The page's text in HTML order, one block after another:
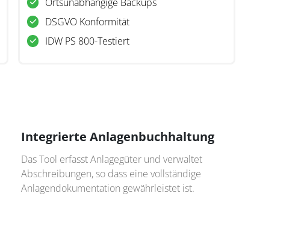
Ortsunabhängige Backups
DSGVO Konformität
IDW PS 800-Testiert
Integrierte Anlagenbuchhaltung
Das Tool erfasst Anlagegüter und verwaltet
Abschreibungen, so dass eine vollständige
Anlagendokumentation gewährleistet ist.